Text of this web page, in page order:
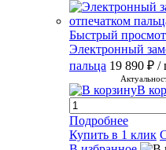
Быстрый
Электронный
пальца 19 890 ₽ /
В
Подробнее
Купить в 1 клик